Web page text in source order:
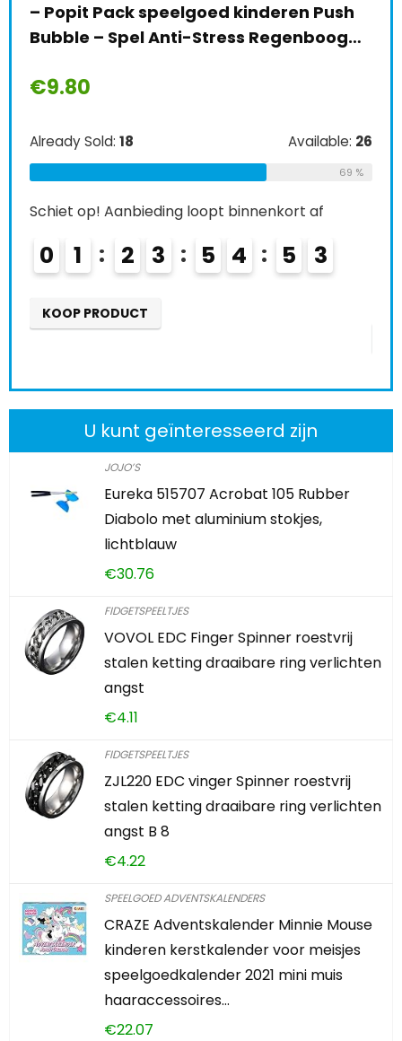
– Popit Pack speelgoed kinderen Push
Bubble – Spel Anti-Stress Regenboog…
€9.80
Already Sold: 18 Available: 26
69 %
Schiet op! Aanbieding loopt binnenkort af
0 1 2 3 5 4 5
2
3
KOOP PRODUCT
U kunt geïnteresseerd zijn
JOJO’S
Eureka 515707 Acrobat 105 Rubber
Diabolo met aluminium stokjes,
lichtblauw
€30.76
FIDGETSPEELTJES
VOVOL EDC Finger Spinner roestvrij
stalen ketting draaibare ring verlichten
angst
€4.11
FIDGETSPEELTJES
ZJL220 EDC vinger Spinner roestvrij
stalen ketting draaibare ring verlichten
angst B 8
€4.22
SPEELGOED ADVENTSKALENDERS
CRAZE Adventskalender Minnie Mouse
kinderen kerstkalender voor meisjes
speelgoedkalender 2021 mini muis
haaraccessoires…
€22.07